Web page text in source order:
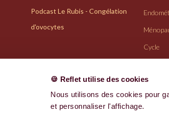
🍪 Reflet utilise des cookies
Nous utilisons des cookies pour
et personnaliser l'affichage.
Podcast Le Rubis - Congélation
d'ovocytes
Cycle
Politiques de confidentialité